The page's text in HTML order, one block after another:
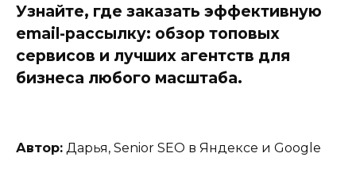
Узнайте, где заказать эффективную
email-рассылку: обзор топовых
сервисов и лучших агентств для
бизнеса любого масштаба.
Автор: Дарья, Senior SEO в Яндексе и Google